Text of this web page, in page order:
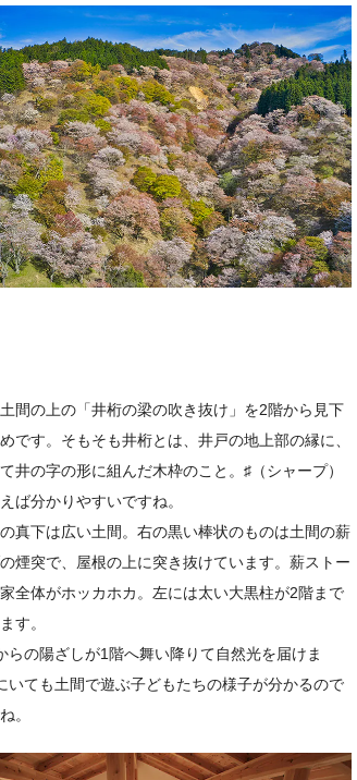
間の上の「井桁の梁の吹き抜け」を2階から見下
です。そもそも井桁とは、井戸の地上部の縁に、
て井の字の形に組んだ木枠のこと。♯（シャープ）
ば分かりやすいですね。
真下は広い土間。右の黒い棒状のものは土間の薪
煙突で、屋根の上に突き抜けています。薪ストー
全体がホッカホカ。左には太い大黒柱が2階まで
す。
らの陽ざしが1階へ舞い降りて自然光を届けま
いても土間で遊ぶ子どもたちの様子が分かるので
。